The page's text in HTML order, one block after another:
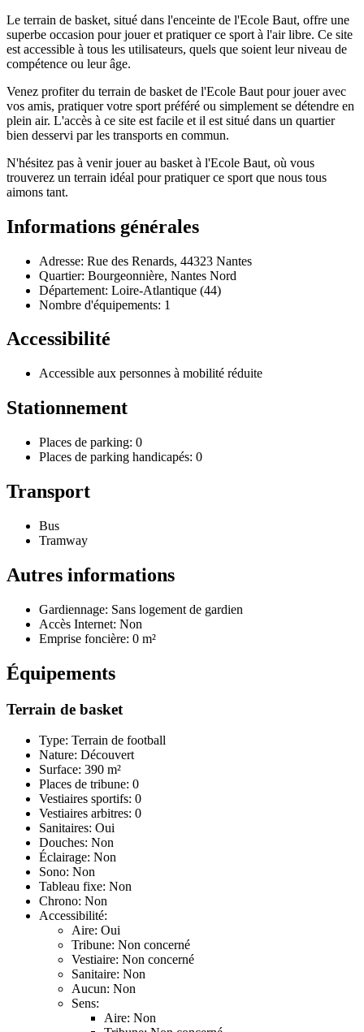
Le terrain de basket, situé dans l'enceinte de l'Ecole Baut, offre une
superbe occasion pour jouer et pratiquer ce sport à l'air libre. Ce site
est accessible à tous les utilisateurs, quels que soient leur niveau de
compétence ou leur âge.
Venez profiter du terrain de basket de l'Ecole Baut pour jouer avec
vos amis, pratiquer votre sport préféré ou simplement se détendre en
plein air. L'accès à ce site est facile et il est situé dans un quartier
bien desservi par les transports en commun.
N'hésitez pas à venir jouer au basket à l'Ecole Baut, où vous
trouverez un terrain idéal pour pratiquer ce sport que nous tous
aimons tant.
Informations générales
Adresse: Rue des Renards, 44323 Nantes
Quartier: Bourgeonnière, Nantes Nord
Département: Loire-Atlantique (44)
Nombre d'équipements: 1
Accessibilité
Accessible aux personnes à mobilité réduite
Stationnement
Places de parking: 0
Places de parking handicapés: 0
Transport
Bus
Tramway
Autres informations
Gardiennage: Sans logement de gardien
Accès Internet: Non
Emprise foncière: 0 m²
Équipements
Terrain de basket
Type: Terrain de football
Nature: Découvert
Surface: 390 m²
Places de tribune: 0
Vestiaires sportifs: 0
Vestiaires arbitres: 0
Sanitaires: Oui
Douches: Non
Éclairage: Non
Sono: Non
Tableau fixe: Non
Chrono: Non
Accessibilité:
Aire: Oui
Tribune: Non concerné
Vestiaire: Non concerné
Sanitaire: Non
Aucun: Non
Sens:
Aire: Non